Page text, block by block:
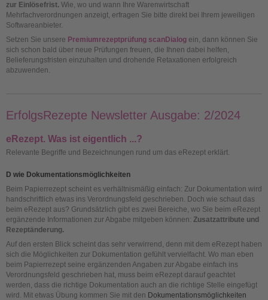
zur Einlösefrist. Wie, wo und wann Ihre Warenwirtschaft
Mehrfachverordnungen anzeigt, erfragen Sie bitte direkt bei Ihrem jeweiligen
Softwareanbieter.
Setzen Sie unsere Premiumrezeptprüfung scanDialog ein, dann können Sie
sich schon bald über neue Prüfungen freuen, die Ihnen dabei helfen,
Belieferungsfristen einzuhalten und drohende Retaxationen erfolgreich
abzuwenden.
ErfolgsRezepte Newsletter Ausgabe: 2/2024
eRezept. Was ist eigentlich ...?
Relevante Begriffe und Bezeichnungen rund um das eRezept erklärt.
D wie Dokumentationsmöglichkeiten
Beim Papierrezept scheint es verhältnismäßig einfach: Zur Dokumentation wird
handschriftlich etwas ins Verordnungsfeld geschrieben. Doch wie schaut das
beim eRezept aus? Grundsätzlich gibt es zwei Bereiche, wo Sie beim eRezept
ergänzende Informationen zur Abgabe mitgeben können: Zusatzattribute und
Rezeptänderung.
Auf den ersten Blick scheint das sehr verwirrend, denn mit dem eRezept haben
sich die Möglichkeiten zur Dokumentation gefühlt vervielfacht. Wo man eben
beim Papierrezept seine ergänzenden Angaben zur Abgabe einfach ins
Verordnungsfeld geschrieben hat, muss beim eRezept darauf geachtet
werden, dass die richtige Dokumentation auch an die richtige Stelle eingefügt
wird. Mit etwas Übung kommen Sie mit den Dokumentationsmöglichkeiten